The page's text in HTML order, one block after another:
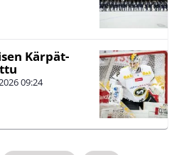
Kärpät-
09:24